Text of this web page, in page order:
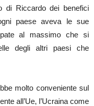
di Riccardo dei benefici
paese aveva le sue
al massimo che si
degli altri paesi che
molto conveniente sul
all’Ue, l’Ucraina come